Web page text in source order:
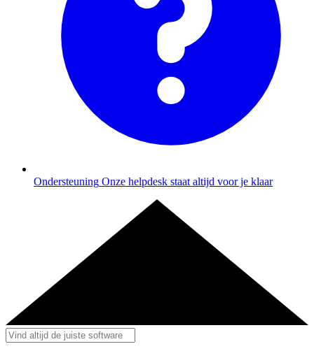
Ondersteuning Onze helpdesk staat altijd voor je klaar